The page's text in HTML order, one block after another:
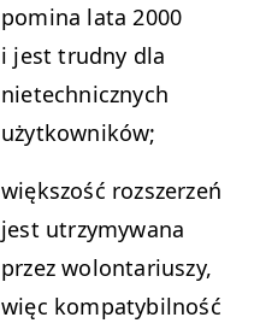
pom­i­na lata 2000
i jest trud­ny dla
nietech­nicznych
użytkowników;
więk­szość rozsz­erzeń
jest utrzymy­wana
przez wolon­tar­iuszy,
więc kom­paty­bil­ność